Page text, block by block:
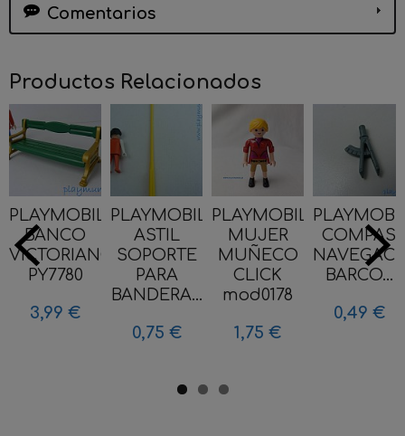
Comentarios
Productos Relacionados
PLAYMOBIL
BANCO
VICTORIANO
PY7780
3,99 €
PLAYMOBIL
ASTIL
SOPORTE
PARA
BANDERA...
0,75 €
PLAYMOBIL
MUJER
MUÑECO
CLICK
mod0178
1,75 €
COMPAS
BARCO...
0,49 €